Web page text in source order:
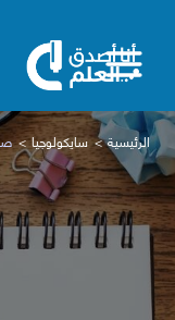
الرئيسية سايكولوجيا